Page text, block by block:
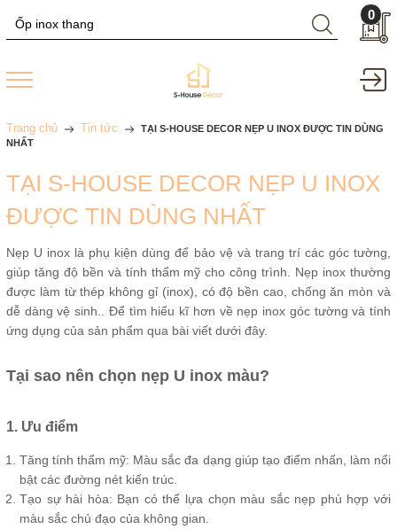
0
Trang chủ Tin tức
TẠI S-HOUSE DECOR NẸP U INOX ĐƯỢC TIN DÙNG
NHẤT
TẠI S-HOUSE DECOR NẸP U INOX
ĐƯỢC TIN DÙNG NHẤT
Nẹp U inox là phụ kiện dùng để bảo vệ và trang trí các góc tường,
giúp tăng độ bền và tính thẩm mỹ cho công trình. Nẹp inox thường
được làm từ thép không gỉ (inox), có độ bền cao, chống ăn mòn và
dễ dàng vệ sinh.. Để tìm hiểu kĩ hơn về nẹp inox góc tường và tính
ứng dụng của sản phẩm qua bài viết dưới đây.
Tại sao nên chọn nẹp U inox màu?
1. Ưu điểm
Tăng tính thẩm mỹ: Màu sắc đa dạng giúp tạo điểm nhấn, làm nổi
bật các đường nét kiến trúc.
Tạo sự hài hòa: Bạn có thể lựa chọn màu sắc nẹp phù hợp với
màu sắc chủ đạo của không gian.